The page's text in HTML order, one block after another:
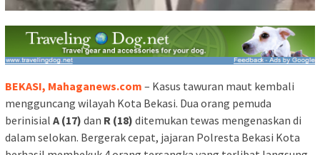
BEKASI, Mahaganews.com – Kasus tawuran maut kembali
mengguncang wilayah Kota Bekasi. Dua orang pemuda
berinisial A (17) dan R (18) ditemukan tewas mengenaskan di
dalam selokan. Bergerak cepat, jajaran Polresta Bekasi Kota